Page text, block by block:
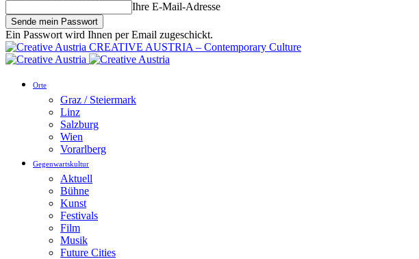
Ihre E-Mail-Adresse
Ein Passwort wird Ihnen per Email zugeschickt.
CREATIVE AUSTRIA – Contemporary Culture
Orte
Graz / Steiermark
Linz
Salzburg
Wien
Vorarlberg
Gegenwartskultur
Aktuell
Bühne
Kunst
Festivals
Film
Musik
Future Cities